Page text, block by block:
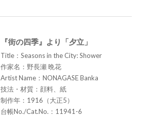
『街の四季』より「夕立」
Title：Seasons in the City: Shower
作家名：野長瀬 晩花
Artist Name：NONAGASE Banka
技法・材質：顔料、紙
制作年：1916（大正5）
台帳No./Cat.No.：11941-6